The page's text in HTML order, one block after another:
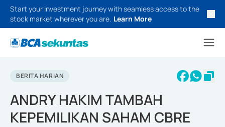
Start your investment journey with seamless access to the
stock market wherever you are. Learn More
BERITA HARIAN
ANDRY HAKIM TAMBAH
KEPEMILIKAN SAHAM CBRE